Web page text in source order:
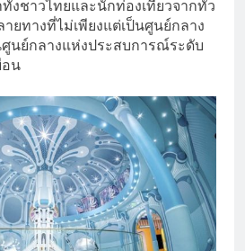
งชาวไทยและนักท่องเที่ยวจากทั่ว
ยทางที่ไม่เพียงแต่เป็นศูนย์กลาง
นย์กลางแห่งประสบการณ์ระดับ
น